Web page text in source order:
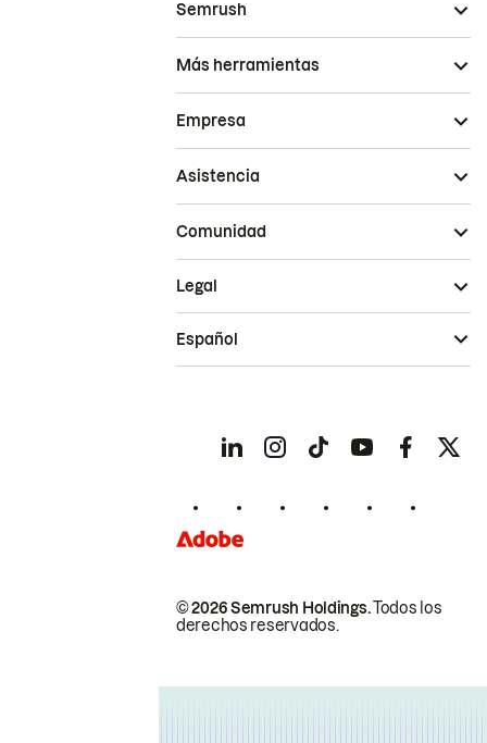
Semrush
Más herramientas
Empresa
Asistencia
Comunidad
© 2026 Semrush Holdings.Todos los
derechos reservados.
Legal
Español